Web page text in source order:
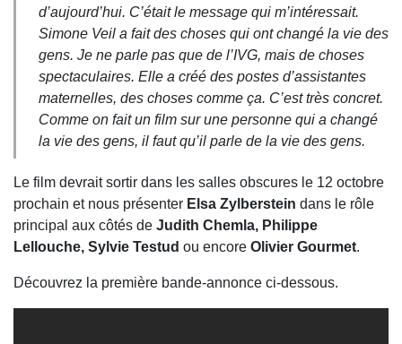
d’aujourd’hui. C’était le message qui m’intéressait.
Simone Veil a fait des choses qui ont changé la vie des
gens. Je ne parle pas que de l’IVG, mais de choses
spectaculaires. Elle a créé des postes d’assistantes
maternelles, des choses comme ça. C’est très concret.
Comme on fait un film sur une personne qui a changé
la vie des gens, il faut qu’il parle de la vie des gens.
Le film devrait sortir dans les salles obscures le 12 octobre
prochain et nous présenter Elsa Zylberstein dans le rôle
principal aux côtés de Judith Chemla, Philippe
Lellouche, Sylvie Testud ou encore Olivier Gourmet.
Découvrez la première bande-annonce ci-dessous.